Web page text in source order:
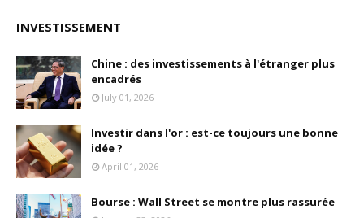
INVESTISSEMENT
Chine : des investissements à l'étranger plus
encadrés
July 01, 2026
Investir dans l'or : est-ce toujours une bonne
idée ?
April 01, 2026
Bourse : Wall Street se montre plus rassurée